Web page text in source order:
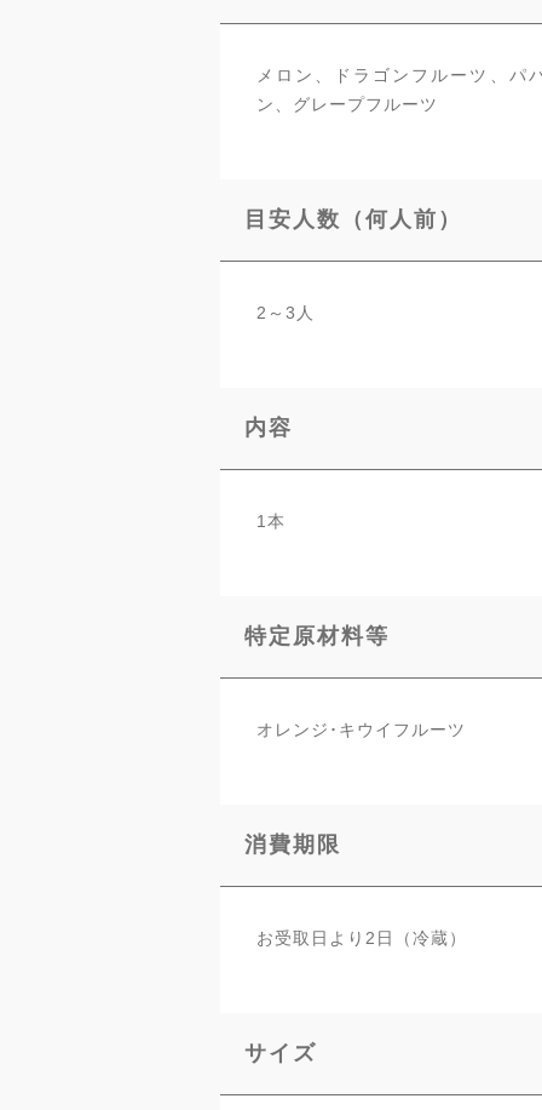
メロン、ドラゴンフルーツ、パ
ン、グレープフルーツ
目安人数（何人前）
2～3人
内容
1本
特定原材料等
オレンジ･キウイフルーツ
消費期限
お受取日より2日（冷蔵）
サイズ